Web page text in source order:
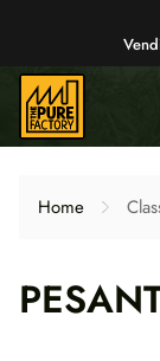
Home